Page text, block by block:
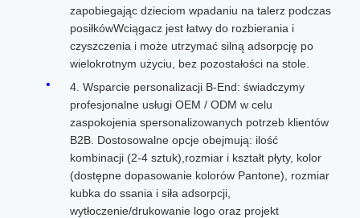
zapobiegając dzieciom wpadaniu na talerz podczas
posiłkówWciągacz jest łatwy do rozbierania i
czyszczenia i może utrzymać silną adsorpcję po
wielokrotnym użyciu, bez pozostałości na stole.
4. Wsparcie personalizacji B-End: świadczymy
profesjonalne usługi OEM / ODM w celu
zaspokojenia spersonalizowanych potrzeb klientów
B2B. Dostosowalne opcje obejmują: ilość
kombinacji (2-4 sztuk),rozmiar i kształt płyty, kolor
(dostępne dopasowanie kolorów Pantone), rozmiar
kubka do ssania i siła adsorpcji,
wytłoczenie/drukowanie logo oraz projekt